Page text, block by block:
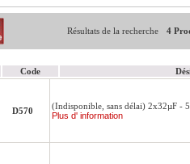
Résultats de la recherche 4
Code
D570
(Indisponible, sans délai) 2x32µF -
Plus d' information